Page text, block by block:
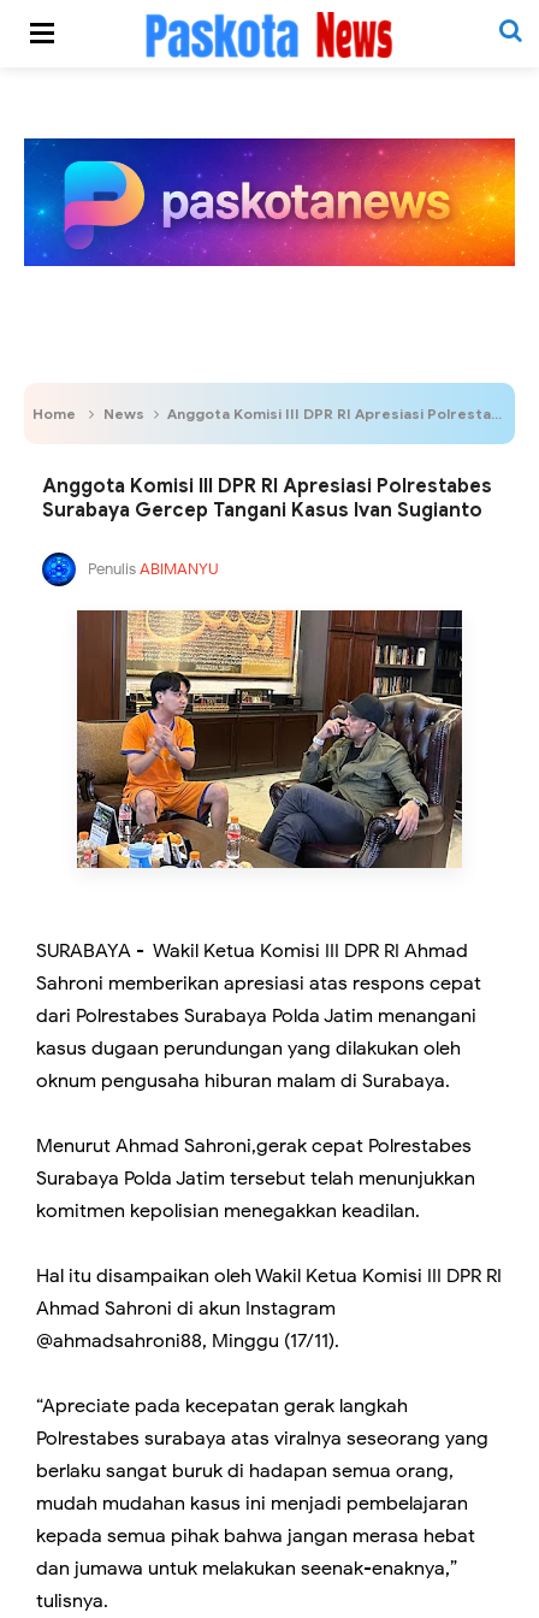
Home News Anggota Komisi III DPR RI Apresiasi Polrestabes Surabaya Gercep Tangani Kasus Ivan Sugianto
Anggota Komisi III DPR RI Apresiasi Polrestabes
Surabaya Gercep Tangani Kasus Ivan Sugianto
PenulisABIMANYU
SURABAYA - Wakil Ketua Komisi III DPR RI Ahmad
Sahroni memberikan apresiasi atas respons cepat
dari Polrestabes Surabaya Polda Jatim menangani
kasus dugaan perundungan yang dilakukan oleh
oknum pengusaha hiburan malam di Surabaya.
Menurut Ahmad Sahroni,gerak cepat Polrestabes
Surabaya Polda Jatim tersebut telah menunjukkan
komitmen kepolisian menegakkan keadilan.
Hal itu disampaikan oleh Wakil Ketua Komisi III DPR RI
Ahmad Sahroni di akun Instagram
@ahmadsahroni88, Minggu (17/11).
“Apreciate pada kecepatan gerak langkah
Polrestabes surabaya atas viralnya seseorang yang
berlaku sangat buruk di hadapan semua orang,
mudah mudahan kasus ini menjadi pembelajaran
kepada semua pihak bahwa jangan merasa hebat
dan jumawa untuk melakukan seenak-enaknya,”
tulisnya.